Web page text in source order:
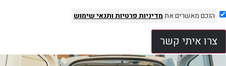
הנכם מאשרים אתמדיניות פרטיותותנאי שימוש
צרו איתי קשר